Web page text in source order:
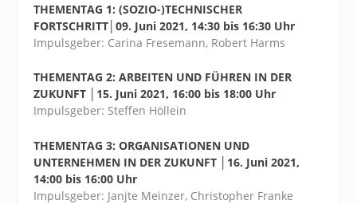
THEMENTAG 1: (SOZIO-)TECHNISCHER
FORTSCHRITT│09. Juni 2021, 14:30 bis 16:30 Uhr
Impulsgeber: Carina Fresemann, Robert Harms
THEMENTAG 2: ARBEITEN UND FÜHREN IN DER
ZUKUNFT │15. Juni 2021, 16:00 bis 18:00 Uhr
Impulsgeber: Steffen Höllein
THEMENTAG 3: ORGANISATIONEN UND
UNTERNEHMEN IN DER ZUKUNFT │16. Juni 2021,
14:00 bis 16:00 Uhr
Impulsgeber: Janjte Meinzer, Christopher Franke